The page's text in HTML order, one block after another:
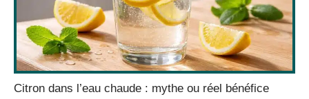
Citron dans l’eau chaude : mythe ou réel bénéfice